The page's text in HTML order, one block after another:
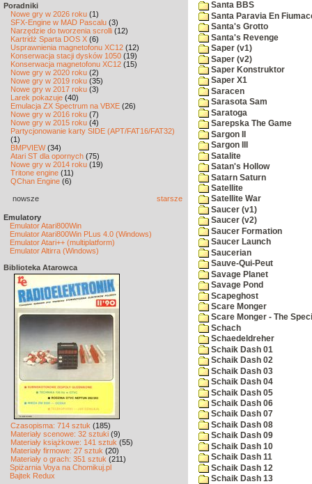
Poradniki
Nowe gry w 2026 roku (1)
SFX-Engine w MAD Pascalu (3)
Narzędzie do tworzenia scrolli (12)
Kartridż Sparta DOS X (6)
Usprawnienia magnetofonu XC12 (12)
Konserwacja stacji dysków 1050 (19)
Konserwacja magnetofonu XC12 (15)
Nowe gry w 2020 roku (2)
Nowe gry w 2019 roku (35)
Nowe gry w 2017 roku (3)
Larek pokazuje (40)
Emulacja ZX Spectrum na VBXE (26)
Nowe gry w 2016 roku (7)
Nowe gry w 2015 roku (4)
Partycjonowanie karty SIDE (APT/FAT16/FAT32)
(1)
BMPVIEW(34)
Atari ST dla opornych (75)
Nowe gry w 2014 roku (19)
Tritone engine (11)
QChan Engine (6)
nowsze starsze
Emulatory
Emulator Atari800Win
Emulator Atari800Win PLus 4.0 (Windows)
Emulator Atari++ (multiplatform)
Emulator Altirra (Windows)
Biblioteka Atarowca
Czasopisma: 714 sztuk (185)
Materiały scenowe: 32 sztuki (9)
Materiały książkowe: 141 sztuk (55)
Materiały firmowe: 27 sztuk (20)
Materiały o grach: 351 sztuk (211)
Spiżarnia Voya na Chomikuj.pl
Bajtek Redux
Santa BBS
Santa Paravia En
Santa's Grotto
Santa's Revenge
Saper (v1)
Saper (v2)
Saper Konstruktor
Saper X1
Saracen
Sarasota Sam
Saratoga
Sarepska The Game
Sargon II
Sargon III
Satalite
Satan's Hollow
Satarn Saturn
Satellite
Satellite War
Saucer (v1)
Saucer (v2)
Saucer Formation
Saucer Launch
Saucerian
Sauve-Qui-Peut
Savage Planet
Savage Pond
Scapeghost
Scare Monger
Scare Monger - The
Schach
Schaedeldreher
Schaik Dash 01
Schaik Dash 02
Schaik Dash 03
Schaik Dash 04
Schaik Dash 05
Schaik Dash 06
Schaik Dash 07
Schaik Dash 08
Schaik Dash 09
Schaik Dash 10
Schaik Dash 11
Schaik Dash 12
Schaik Dash 13